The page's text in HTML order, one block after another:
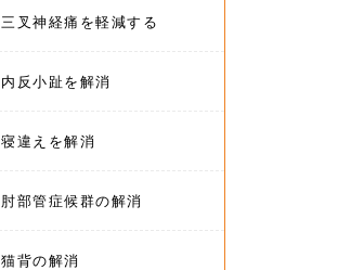
三叉神経痛を軽減する
内反小趾を解消
寝違えを解消
肘部管症候群の解消
猫背の解消